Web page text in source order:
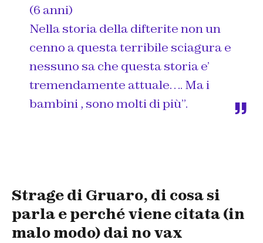
(6 anni)
Nella storia della difterite non un
cenno a questa terribile sciagura e
nessuno sa che questa storia e’
tremendamente attuale…. Ma i
bambini , sono molti di più”.
Strage di Gruaro, di cosa si
parla e perché viene citata (in
malo modo) dai no vax